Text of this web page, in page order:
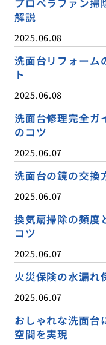
プロペラファン掃
解説
2025.06.08
洗面台リフォーム
ト
2025.06.08
洗面台修理完全ガ
のコツ
2025.06.07
洗面台の鏡の交換
2025.06.07
換気扇掃除の頻度
コツ
2025.06.07
火災保険の水漏れ
2025.06.07
おしゃれな洗面台
空間を実現